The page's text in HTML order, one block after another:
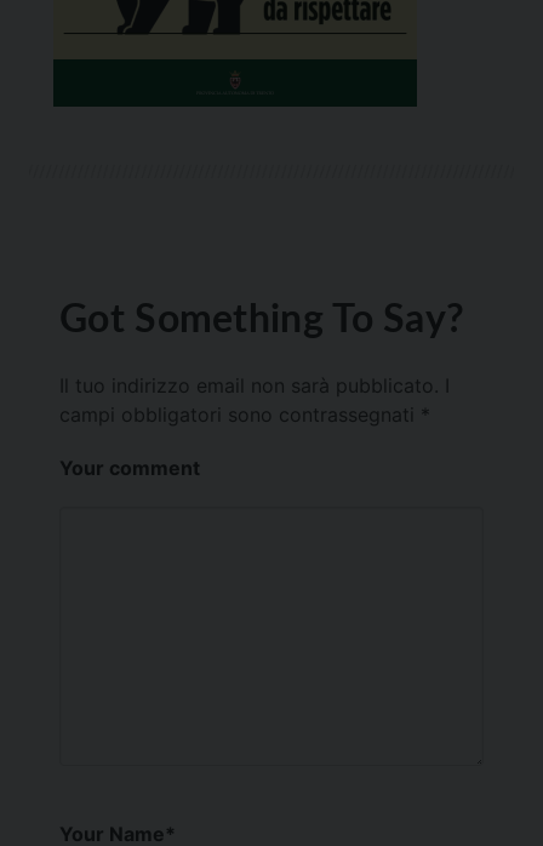
Got Something To Say?
Il tuo indirizzo email non sarà pubblicato.
campi obbligatori sono contrassegnati *
Your comment
Your Name*